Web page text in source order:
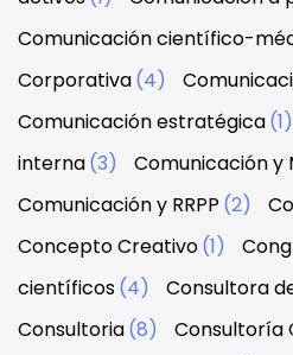
Comunicación científico-
Corporativa(4)
Comunicación estratégica(1)
interna(3) Comunicación y
Comunicación y RRPP (2)
Concepto Creativo(1)
científicos(4) Consultora
Consultoria(8) Consultoría